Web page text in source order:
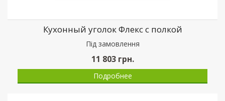
Кухонный уголок Флекс с полкой
Пiд замовлення
11 803грн.
Подробнее